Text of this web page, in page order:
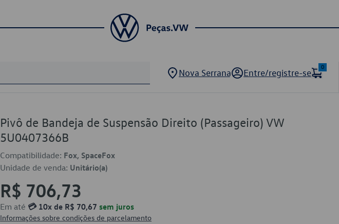
Nova Serrana Entre/registre-se
0
Pivô de Bandeja de Suspensão Direito (Passageiro) VW
5U0407366B
Compatibilidade: Fox, SpaceFox
Unidade de venda: Unitário(a)
R$ 706,73
Em até 💳 10x de R$ 70,67 sem juros
Informações sobre condições de parcelamento